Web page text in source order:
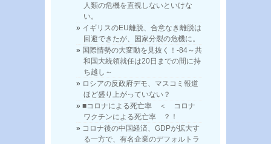
人類の危機を直視しないといけな
い。
イギリスのEU離脱、合意なき離脱は
回避できたが、国家分裂の危機に。
国際情勢の大変動を見抜く！-84～共
和国大統領就任は20日までの間に持
ち越し～
ロシアの反政府デモ、マスコミ報道
ほど盛り上がっていない？
■コロナによる死亡率 ＜ コロナ
ワクチンによる死亡率 ？！
コロナ後の中国経済、GDPが拡大す
る一方で、有名企業のデフォルトラ